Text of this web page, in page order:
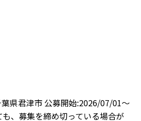
県君津市 公募開始:2026/07/01～
、募集を締め切っている場合が